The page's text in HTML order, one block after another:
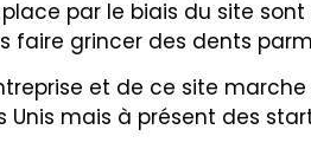
par le biais du site
faire grincer des dents
et de ce site
Unis mais à présent des